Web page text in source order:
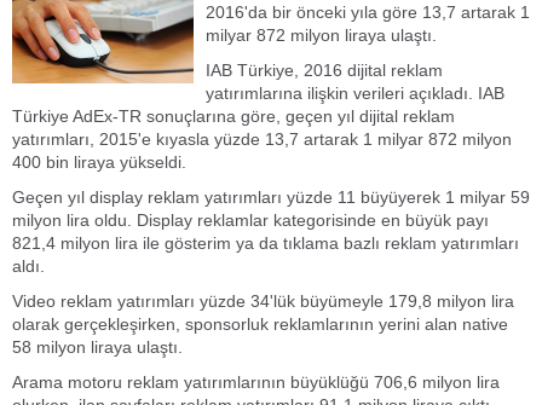
2016'da bir önceki yıla göre 13,7 artarak 1
milyar 872 milyon liraya ulaştı.
IAB Türkiye, 2016 dijital reklam
yatırımlarına ilişkin verileri açıkladı. IAB
Türkiye AdEx-TR sonuçlarına göre, geçen yıl dijital reklam
yatırımları, 2015'e kıyasla yüzde 13,7 artarak 1 milyar 872 milyon
400 bin liraya yükseldi.
Geçen yıl display reklam yatırımları yüzde 11 büyüyerek 1 milyar 59
milyon lira oldu. Display reklamlar kategorisinde en büyük payı
821,4 milyon lira ile gösterim ya da tıklama bazlı reklam yatırımları
aldı.
Video reklam yatırımları yüzde 34'lük büyümeyle 179,8 milyon lira
olarak gerçekleşirken, sponsorluk reklamlarının yerini alan native
58 milyon liraya ulaştı.
Arama motoru reklam yatırımlarının büyüklüğü 706,6 milyon lira